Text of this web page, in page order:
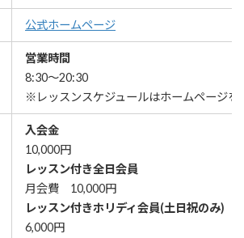
公式ホームページ
営業時間
8:30～20:30
※レッスンスケジュールはホームページを
入会金
10,000円
レッスン付き全日会員
月会費 10,000円
レッスン付きホリディ会員(土日祝のみ)
6,000円